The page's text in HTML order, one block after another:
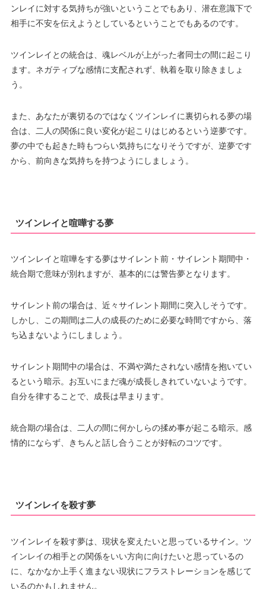
ンレイに対する気持ちが強いということでもあり、潜在意識下で
相手に不安を伝えようとしているということでもあるのです。
ツインレイとの統合は、魂レベルが上がった者同士の間に起こり
ます。ネガティブな感情に支配されず、執着を取り除きましょ
う。
また、あなたが裏切るのではなくツインレイに裏切られる夢の場
合は、二人の関係に良い変化が起こりはじめるという逆夢です。
夢の中でも起きた時もつらい気持ちになりそうですが、逆夢です
から、前向きな気持ちを持つようにしましょう。
ツインレイと喧嘩する夢
ツインレイと喧嘩をする夢はサイレント前・サイレント期間中・
統合期で意味が別れますが、基本的には警告夢となります。
サイレント前の場合は、近々サイレント期間に突入しそうです。
しかし、この期間は二人の成長のために必要な時間ですから、落
ち込まないようにしましょう。
サイレント期間中の場合は、不満や満たされない感情を抱いてい
るという暗示。お互いにまだ魂が成長しきれていないようです。
自分を律することで、成長は早まります。
統合期の場合は、二人の間に何かしらの揉め事が起こる暗示。感
情的にならず、きちんと話し合うことが好転のコツです。
ツインレイを殺す夢
ツインレイを殺す夢は、現状を変えたいと思っているサイン。ツ
インレイの相手との関係をいい方向に向けたいと思っているの
に、なかなか上手く進まない現状にフラストレーションを感じて
いるのかもしれません。